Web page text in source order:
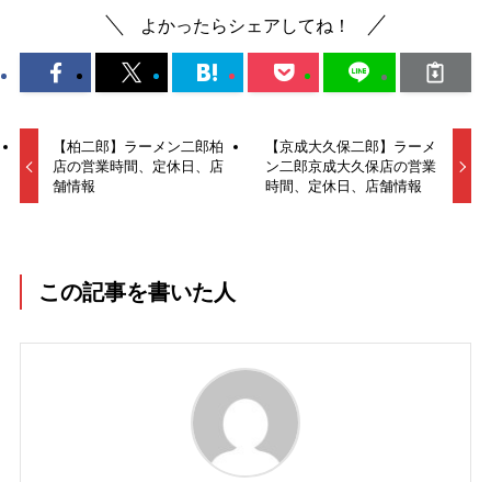
よかったらシェアしてね！
【柏二郎】ラーメン二郎柏
店の営業時間、定休日、店
舗情報
【京成大久保二郎】ラーメ
ン二郎京成大久保店の営業
時間、定休日、店舗情報
この記事を書いた人